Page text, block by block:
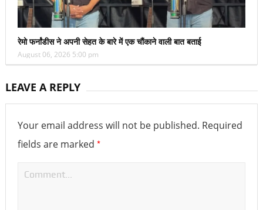
रेमो फर्नांडीस ने अपनी सेहत के बारे में एक चौंकाने वाली बात बताई
August 06, 2026 5:00 pm
LEAVE A REPLY
Your email address will not be published. Required
fields are marked *